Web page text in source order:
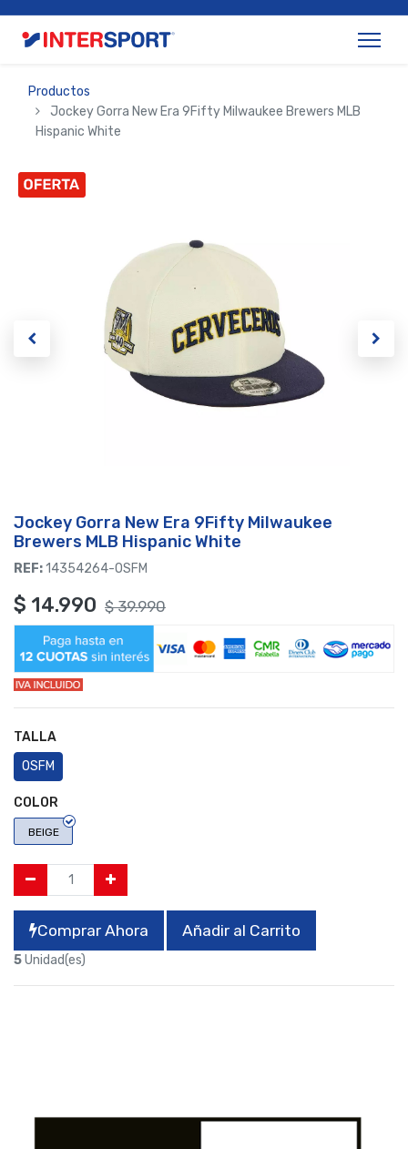
Productos
Jockey Gorra New Era 9Fifty Milwaukee Brewers MLB
Hispanic White
Jockey Gorra New Era 9Fifty Milwaukee
Brewers MLB Hispanic White
REF:14354264-OSFM
$ 14.990 $39.990
TALLA
OSFM
COLOR
BEIGE
Comprar Ahora Añadir al Carrito
5Unidad(es)